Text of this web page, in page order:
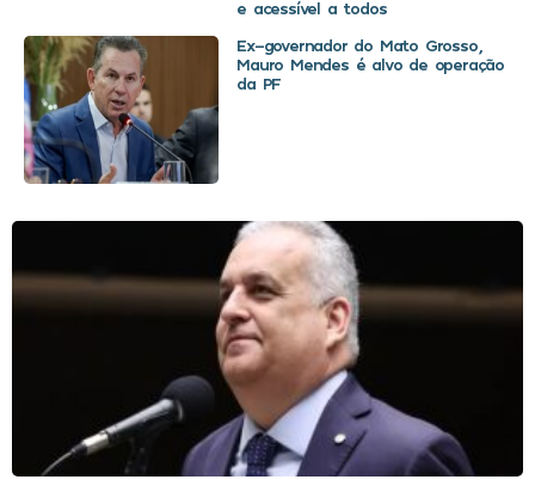
e acessível a todos
Ex-governador do Mato Grosso,
Mauro Mendes é alvo de operação
da PF